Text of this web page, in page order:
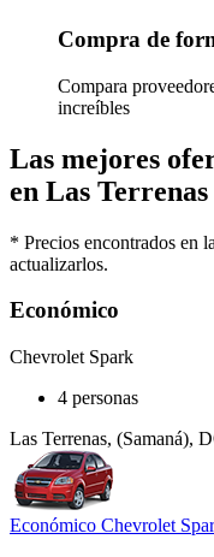
Compra de
Compara
increíbles
Las mejores
en Las Terrenas
* Precios encontrados en
actualizarlos.
Económico
Chevrolet Spark
4 personas
Las Terrenas, (Samaná),
Económico Chevrolet